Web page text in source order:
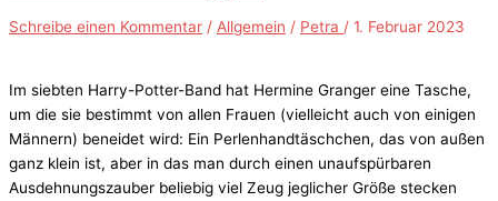
Upcycling-
Schreibe einen Kommentar / Allgemein / Petra / 1. Februar 2023
Im siebten Harry-Potter-Band hat Hermine Granger eine Tasche,
um die sie bestimmt von allen Frauen (vielleicht auch von einigen
Männern) beneidet wird: Ein Perlenhandtäschchen, das von außen
ganz klein ist, aber in das man durch einen unaufspürbaren
Ausdehnungszauber beliebig viel Zeug jeglicher Größe stecken